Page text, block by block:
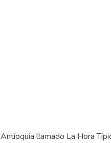
llamado La Hora